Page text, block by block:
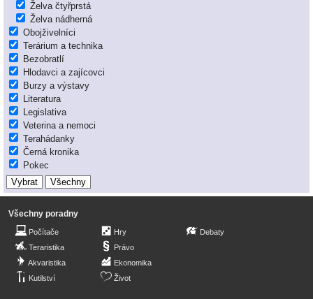
Želva čtyřprstá
Želva nádherná
Obojživelníci
Terárium a technika
Bezobratlí
Hlodavci a zajícovci
Burzy a výstavy
Literatura
Legislativa
Veterina a nemoci
Terahádanky
Černá kronika
Pokec
Všechny poradny
Počítače
Teraristika
Akvaristika
Kutilství
Hry
Právo
Ekonomika
Život
Debaty